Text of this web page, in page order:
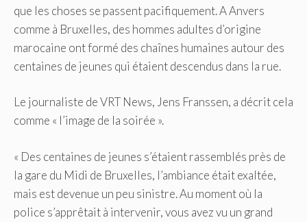
que les choses se passent pacifiquement. A Anvers
comme à Bruxelles, des hommes adultes d’origine
marocaine ont formé des chaînes humaines autour des
centaines de jeunes qui étaient descendus dans la rue.
Le journaliste de VRT News, Jens Franssen, a décrit cela
comme « l’image de la soirée ».
« Des centaines de jeunes s’étaient rassemblés près de
la gare du Midi de Bruxelles, l’ambiance était exaltée,
mais est devenue un peu sinistre. Au moment où la
police s’apprêtait à intervenir, vous avez vu un grand